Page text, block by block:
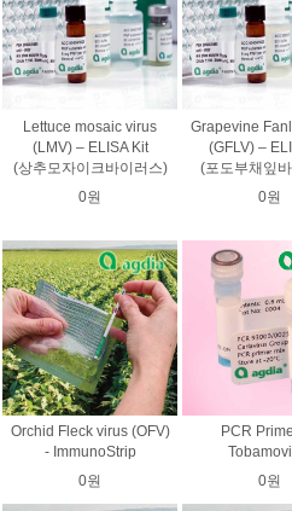
Lettuce mosaic virus
(LMV) – ELISA Kit
(상추모자이크바이러스)
0원
Grapevine
(GFLV) –
(포도부채잎
0원
Orchid Fleck virus (OFV)
- ImmunoStrip
0원
PCR
0원